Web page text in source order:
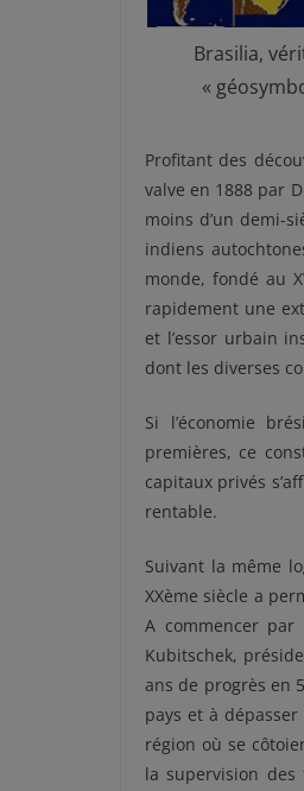
Brasilia,
«
Profitant des
valve en 1888 par
moins d’un demi-
indiens
monde, fondé au
rapidement une
et l’essor urbain
dont les diverses
Si l’économie
premières, ce
capitaux privés
rentable.
Suivant la même
XXème siècle a
A commencer par
Kubitschek,
ans de progrès en
pays et à
région où se
la supervision des